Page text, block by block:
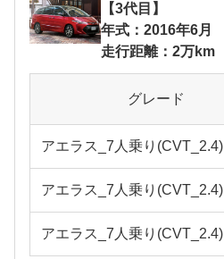
【3代目】
年式：2016年6月
走行距離：2万km
グレード
アエラス_7人乗り(CVT_2.4)
アエラス_7人乗り(CVT_2.4)
アエラス_7人乗り(CVT_2.4)